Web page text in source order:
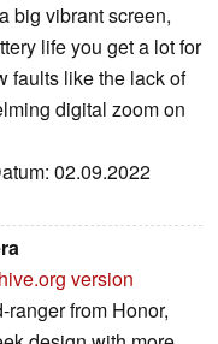
big vibrant screen,
life you get a lot for
faults like the lack of
digital zoom on
02.09.2022
version
from Honor,